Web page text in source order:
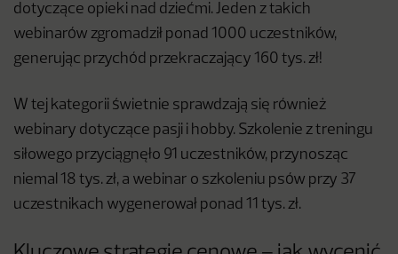
dotyczące opieki nad dziećmi. Jeden z takich
webinarów zgromadził ponad 1000 uczestników,
generując przychód przekraczający 160 tys. zł!
W tej kategorii świetnie sprawdzają się również
webinary dotyczące pasji i hobby. Szkolenie z treningu
siłowego przyciągnęło 91 uczestników, przynosząc
niemal 18 tys. zł, a webinar o szkoleniu psów przy 37
uczestnikach wygenerował ponad 11 tys. zł.